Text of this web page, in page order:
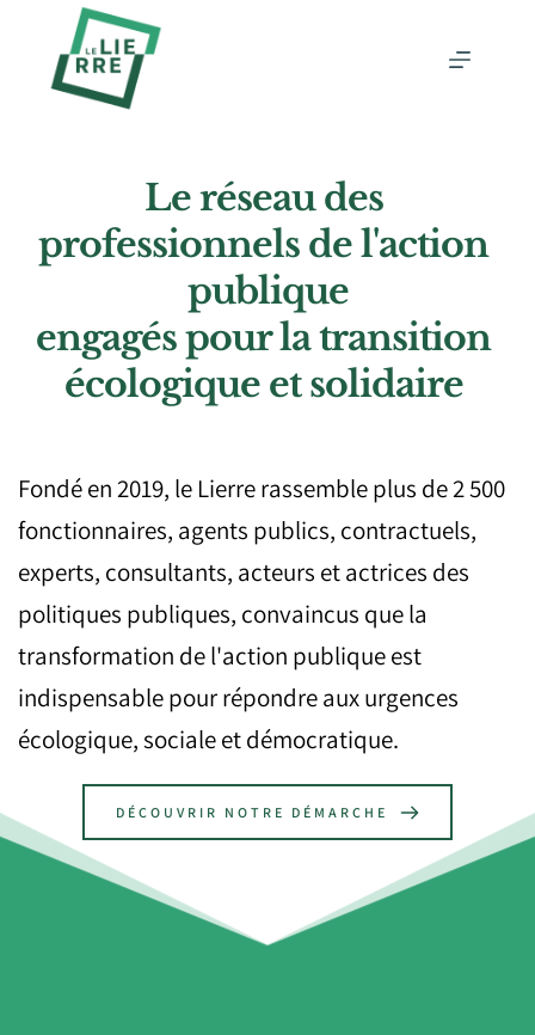
Le réseau des
professionnels de l'action
publique
engagés pour la transition
écologique et solidaire
Fondé en 2019, le Lierre rassemble plus de 2 500
fonctionnaires, agents publics, contractuels,
experts, consultants, acteurs et actrices des
politiques publiques, convaincus que la
transformation de l'action publique est
indispensable pour répondre aux urgences
écologique, sociale et démocratique.
DÉCOUVRIR NOTRE DÉMARCHE